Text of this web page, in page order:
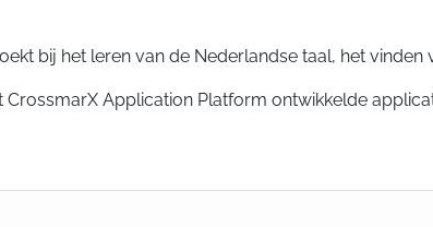
bij het leren van de Nederlandse taal, het
Application Platform ontwikkelde